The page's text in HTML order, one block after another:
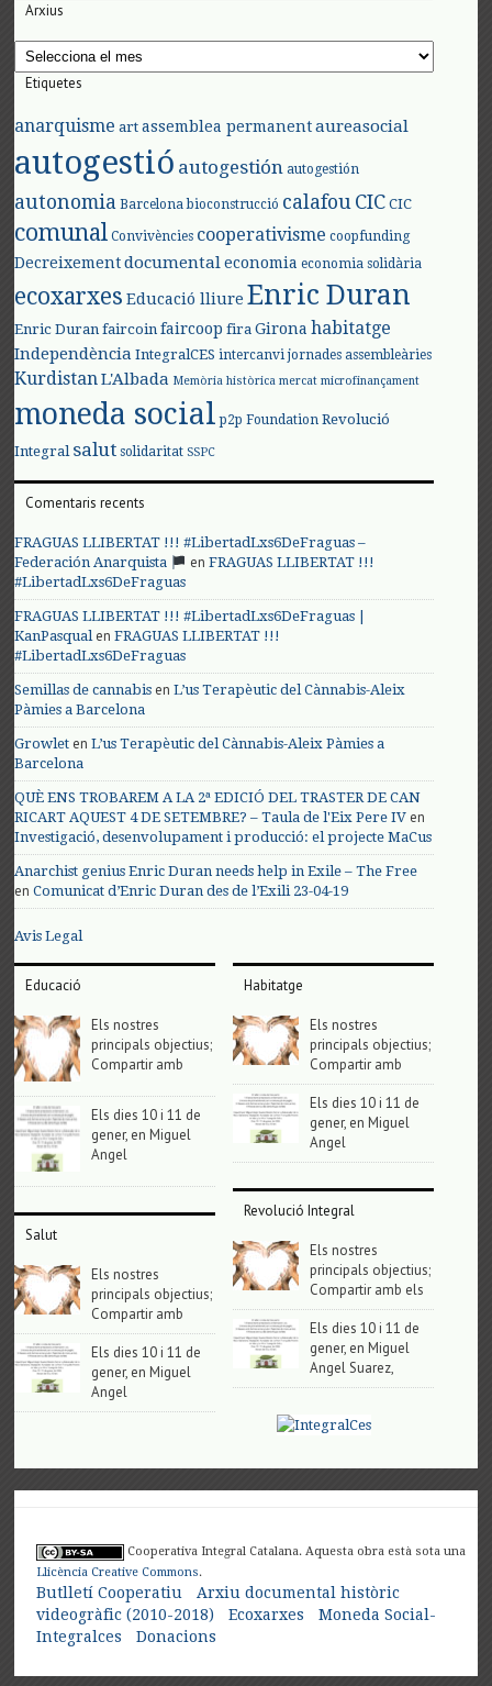
Arxius
Arxius
Etiquetes
anarquisme art assemblea permanent aureasocial
autogestió autogestión autogestión
autonomia Barcelona bioconstrucció calafouCIC CIC
comunal Convivències cooperativisme coopfunding
Decreixement documental economia economia solidària
ecoxarxes Educació lliure Enric Duran
Enric Duran faircoin faircoop fira Girona habitatge
Independència IntegralCES intercanvi jornades assembleàries
KurdistanL'Albada Memòria històrica mercat microfinançament
moneda social p2p Foundation Revolució
Integral salut solidaritat SSPC
Comentaris recents
FRAGUAS LLIBERTAT !!! #LibertadLxs6DeFraguas –
Federación Anarquista
enFRAGUAS LLIBERTAT !!!
#LibertadLxs6DeFraguas
FRAGUAS LLIBERTAT !!! #LibertadLxs6DeFraguas |
KanPasqualenFRAGUAS LLIBERTAT !!!
#LibertadLxs6DeFraguas
Semillas de cannabis enL’us Terapèutic del Cànnabis-Aleix
Pàmies a Barcelona
Growlet enL’us Terapèutic del Cànnabis-Aleix Pàmies a
Barcelona
QUÈ ENS TROBAREM A LA 2ª EDICIÓ DEL TRASTER DE CAN
RICART AQUEST 4 DE SETEMBRE? – Taula de l'Eix Pere IV en
Investigació, desenvolupament i producció: el projecte MaCus
Anarchist genius Enric Duran needs help in Exile – The Free
enComunicat d’Enric Duran des de l’Exili 23-04-19
Avis Legal
Educació
Els nostres
principals objectius;
Compartir amb
Els dies 10 i 11 de
gener, en Miguel
Angel
Salut
Els nostres
principals objectius;
Compartir amb
Els dies 10 i 11 de
gener, en Miguel
Angel
Habitatge
Els nostres
principals objectius;
Compartir amb
Els dies 10 i 11 de
gener, en Miguel
Angel
Revolució Integral
Els nostres
principals objectius;
Compartir amb els
Els dies 10 i 11 de
gener, en Miguel
Angel Suarez,
Cooperativa Integral Catalana. Aquesta obra està sota una
Llicència Creative Commons.
Butlletí Cooperatiu
Arxiu documental històric
videogràfic (2010-2018)
Ecoxarxes
Moneda Social-
Integralces
Donacions